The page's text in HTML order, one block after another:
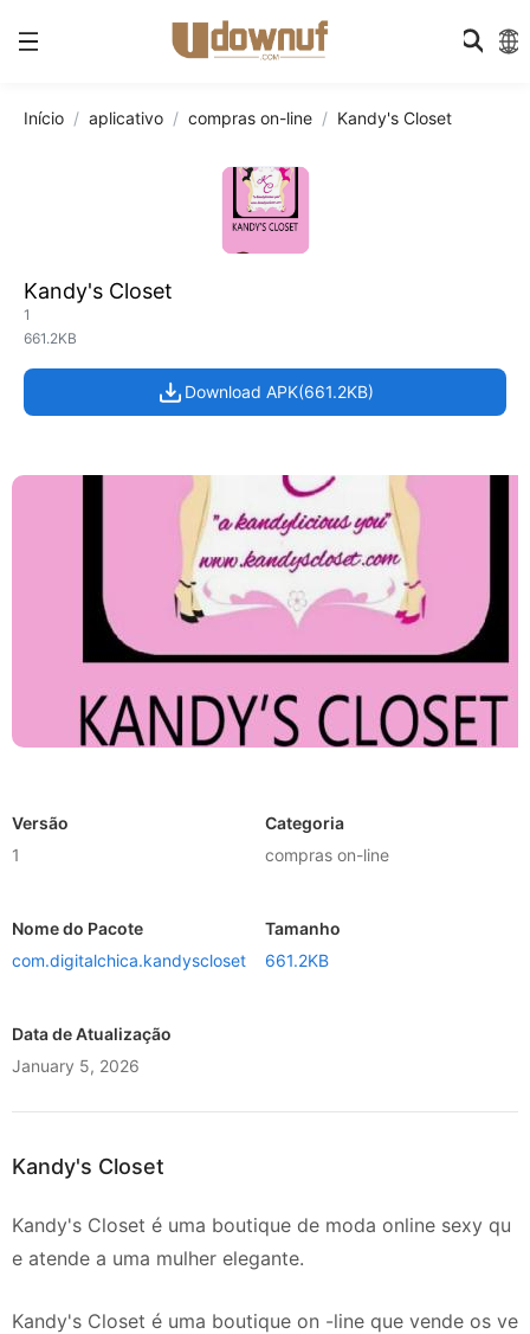
Início aplicativo compras on-line Kandy's Closet
Kandy's Closet
1
661.2KB
Download APK(661.2KB)
Versão
1
Categoria
compras on-line
Nome do Pacote
com.digitalchica.kandyscloset
Tamanho
661.2KB
Data de Atualização
January 5, 2026
Kandy's Closet
Kandy's Closet é uma boutique de moda online sexy qu
e atende a uma mulher elegante.
Kandy's Closet é uma boutique on -line que vende os ve